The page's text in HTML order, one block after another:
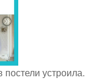
устроила.